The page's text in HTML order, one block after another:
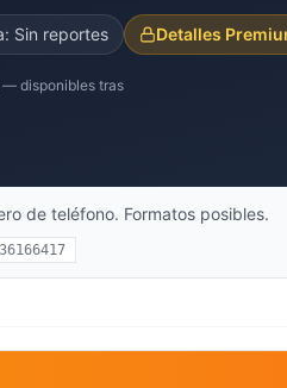
Sin reportes Detalles
— disponibles tras
de teléfono. Formatos posibles.